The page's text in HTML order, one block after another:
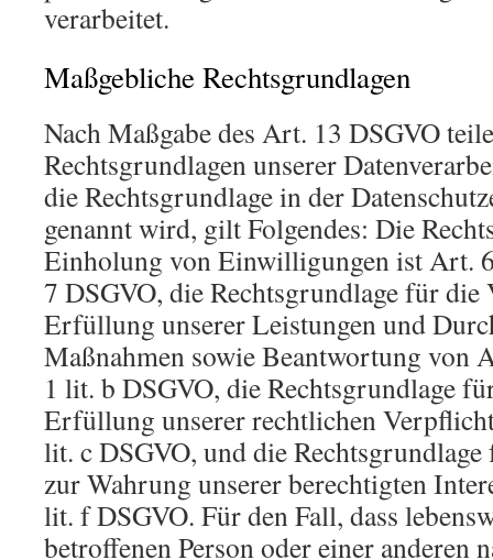
verarbeitet.
Maßgebliche Rechtsgrundlagen
Nach Maßgabe des Art. 13 DSGVO
Rechtsgrundlagen unserer
die Rechtsgrundlage in der
genannt wird, gilt Folgendes: Die
Einholung von Einwilligungen ist Art.
7 DSGVO, die Rechtsgrundlage für die
Erfüllung unserer Leistungen und
Maßnahmen sowie Beantwortung von
1 lit. b DSGVO, die Rechtsgrundlage
Erfüllung unserer rechtlichen
lit. c DSGVO, und die
zur Wahrung unserer berechtigten
lit. f DSGVO. Für den Fall, dass
betroffenen Person oder einer anderen